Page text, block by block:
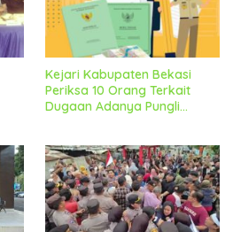
Kejari Kabupaten Bekasi
Periksa 10 Orang Terkait
Dugaan Adanya Pungli